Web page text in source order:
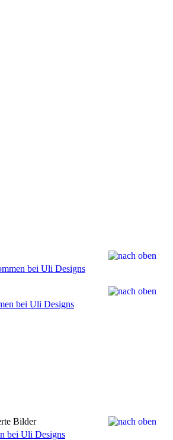
bei Uli Designs
bei Uli Designs
Bilder
bei Uli Designs